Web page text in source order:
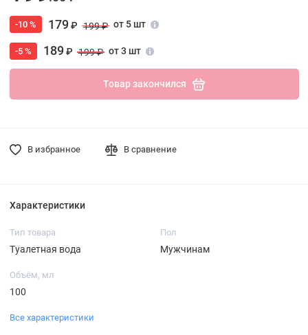
-10 % 179₽ 199 ₽ от 5 шт
-5 % 189₽ 199 ₽ от 3 шт
Товар закончился
В избранное В сравнение
Характеристики
Тип товара
Туалетная вода
Пол
Мужчинам
Объём, мл
100
Все характеристики